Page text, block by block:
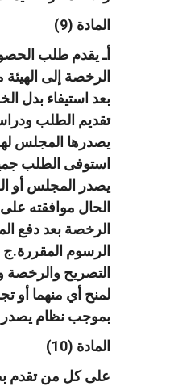
المادة (9)
أـ يقدم طلب
الرخصة إلى الهيئة
بعد استيفاء بدل
تقديم الطلب
يصدرها المجلس
استوفى الطلب
يصدر المجلس أو
الحال موافقته
الرخصة بعد دفع
الرسوم
التصريح
لمنح أي منهما أو
بموجب نظام يصدر
المادة (10)
على كل من تقدم